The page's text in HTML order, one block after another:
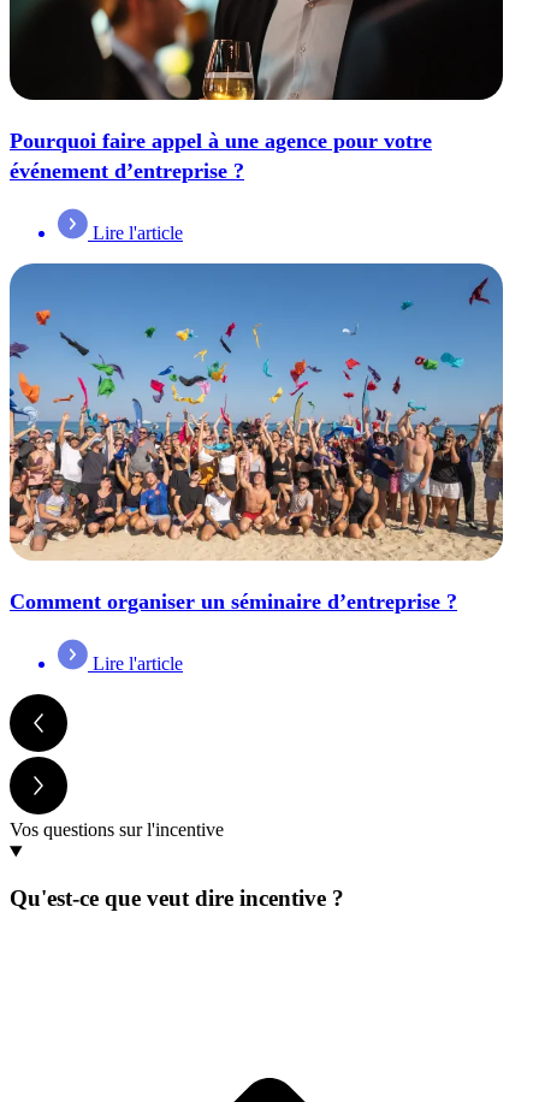
Pourquoi faire appel à une agence pour votre
événement d’entreprise ?
Lire l'article
Comment organiser un séminaire d’entreprise ?
Lire l'article
Vos questions sur l'incentive
Qu'est-ce que veut dire incentive ?